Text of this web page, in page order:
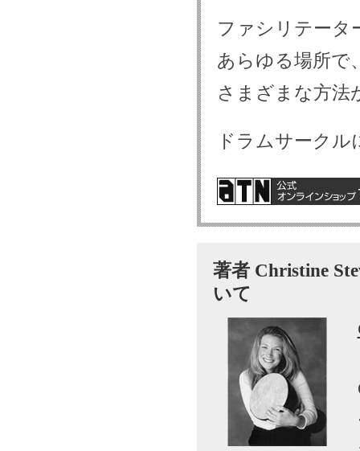
ファシリテータ
あらゆる場所で
さまざまな方法
ドラムサーク
著者 Christine
いて